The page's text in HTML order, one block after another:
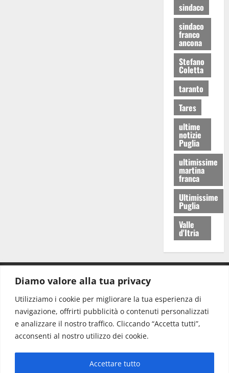
Diamo valore alla tua privacy
Utilizziamo i cookie per migliorare la tua esperienza di
navigazione, offrirti pubblicità o contenuti personalizzati
e analizzare il nostro traffico. Cliccando “Accetta tutti”,
acconsenti al nostro utilizzo dei cookie.
Accettare tutto
sindaco
sindaco
franco
ancona
Stefano
Coletta
taranto
Tares
ultime
notizie
Puglia
ultimissime
martina
franca
Ultimissime
Puglia
Valle
d'Itria
Redazione: redazione@www.martinasera.it
Direttore:direttore@www.martinasera.it
Info & Commerciale:info@www.martinasera.it